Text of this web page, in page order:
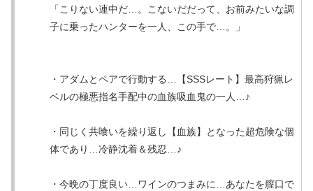
「こりない連中だ…。こないだだって、お前みたいな調
子に乗ったハンターを一人、この手で…。」
・アダムとペアで行動する…【SSSレート】最高狩猟レ
ベルの極悪指名手配中の血族吸血鬼の一人…♪
・同じく共喰いを繰り返し【血族】となった超危険な個
体であり…冷静沈着＆残忍…♪
・今晩の丁度良い…ワインのつまみに…あなたを膣口で